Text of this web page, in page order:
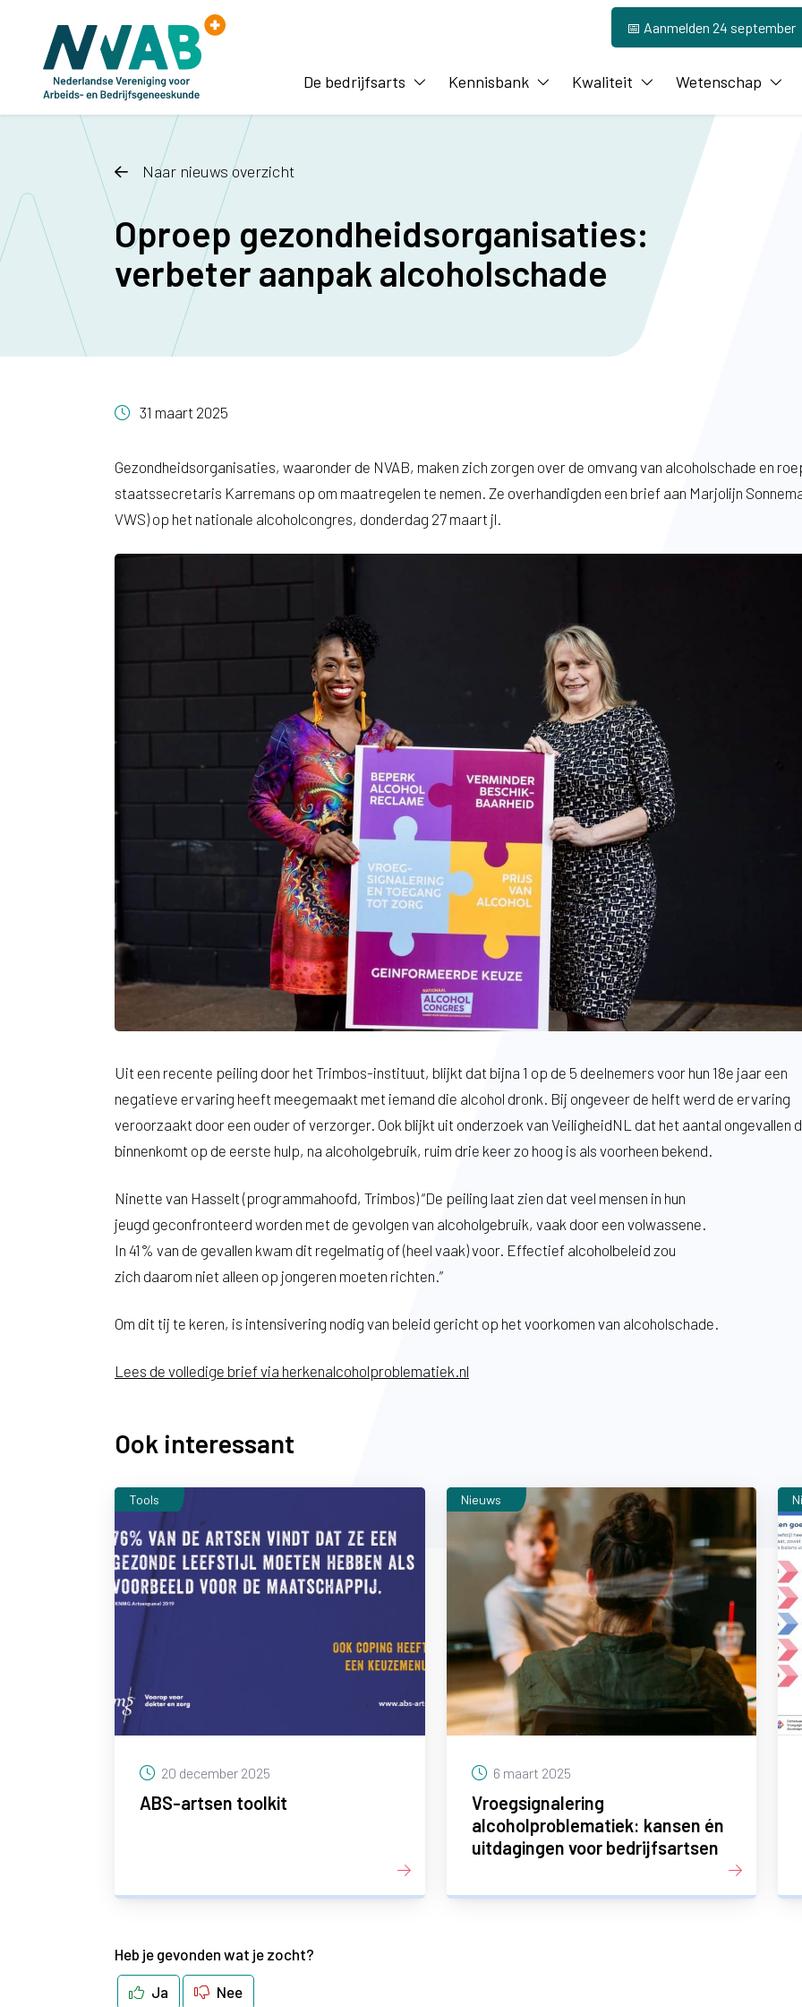
Ga naar de inhoud 📅 Aanmelden 24 september
De bedrijfsarts Kennisbank Kwaliteit Wetenschap
Naar nieuws overzicht
Oproep gezondheidsorganisaties:
verbeter aanpak alcoholschade
31 maart 2025
Gezondheidsorganisaties, waaronder de NVAB, maken zich zorgen over de omvang van alcoholschade en
staatssecretaris Karremans op om maatregelen te nemen. Ze overhandigden een brief aan Marjolijn
VWS) op het nationale alcoholcongres, donderdag 27 maart jl.
Uit een recente peiling door het Trimbos-instituut, blijkt dat bijna 1 op de 5 deelnemers voor hun 18e jaar een
negatieve ervaring heeft meegemaakt met iemand die alcohol dronk. Bij ongeveer de helft werd de ervaring
veroorzaakt door een ouder of verzorger. Ook blijkt uit onderzoek van VeiligheidNL dat het aantal ongevallen
binnenkomt op de eerste hulp, na alcoholgebruik, ruim drie keer zo hoog is als voorheen bekend.
Ninette van Hasselt (programmahoofd, Trimbos) “De peiling laat zien dat veel mensen in hun
jeugd geconfronteerd worden met de gevolgen van alcoholgebruik, vaak door een volwassene.
In 41% van de gevallen kwam dit regelmatig of (heel vaak) voor. Effectief alcoholbeleid zou
zich daarom niet alleen op jongeren moeten richten.”
Om dit tij te keren, is intensivering nodig van beleid gericht op het voorkomen van alcoholschade.
Lees de volledige brief via herkenalcoholproblematiek.nl
Ook interessant
ABS-artsen toolkit
20 december 2025
Tools
Vroegsignalering
alcoholproblematiek: kansen én
uitdagingen voor bedrijfsartsen
6 maart 2025
Nieuws
Heb je gevonden wat je zocht?
Ja Nee